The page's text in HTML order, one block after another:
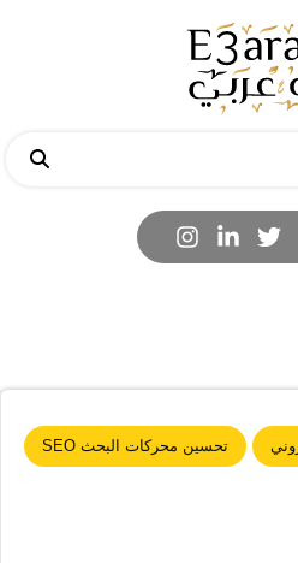
تحسين محركات البحث SEO